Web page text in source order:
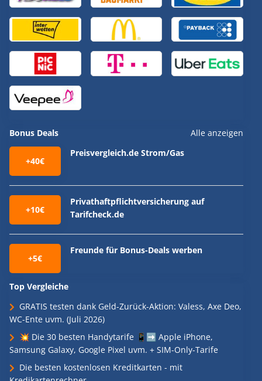
Bonus Deals Alle anzeigen
+40€
Preisvergleich.de Strom/Gas
+10€
Privathaftpflichtversicherung auf
Tarifcheck.de
+5€
Freunde für Bonus-Deals werben
Top Vergleiche
GRATIS testen dank Geld-Zurück-Aktion: Valess, Axe Deo,
WC-Ente uvm. (Juli 2026)
💥 Die 30 besten Handytarife 📱➡️ Apple iPhone,
Samsung Galaxy, Google Pixel uvm. + SIM-Only-Tarife
Die besten kostenlosen Kreditkarten - mit